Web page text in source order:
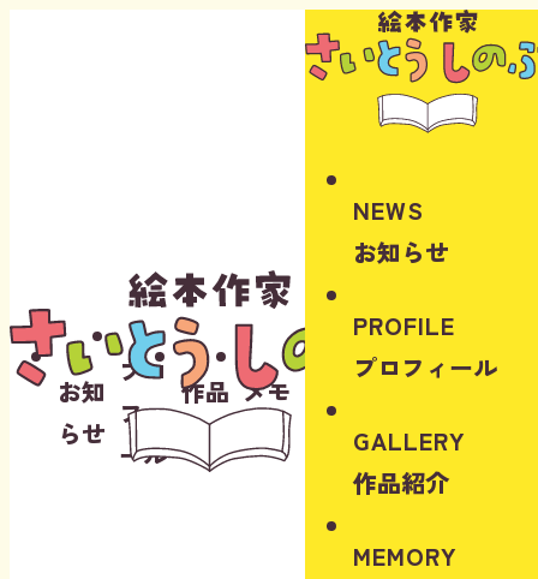
お知
らせ
プロ
フィ
ール
作品
紹介
メモ
リー
NEWS
お知らせ
PROFILE
プロフィール
GALLERY
作品紹介
MEMORY